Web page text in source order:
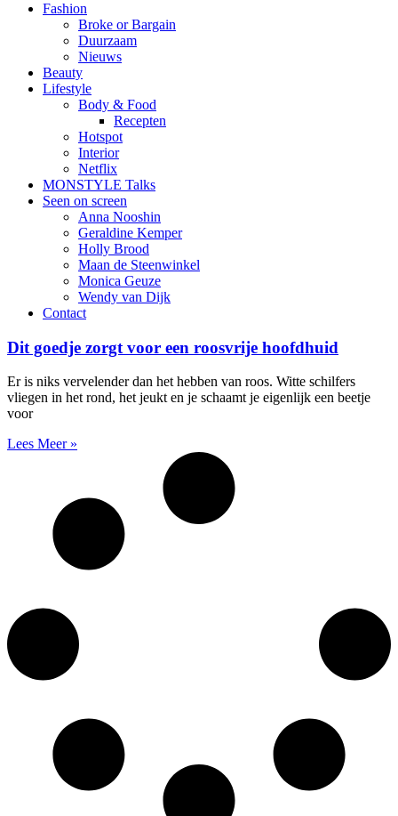
Fashion
Broke or Bargain
Duurzaam
Nieuws
Beauty
Lifestyle
Body & Food
Recepten
Hotspot
Interior
Netflix
MONSTYLE Talks
Seen on screen
Anna Nooshin
Geraldine Kemper
Holly Brood
Maan de Steenwinkel
Monica Geuze
Wendy van Dijk
Contact
Dit goedje zorgt voor een roosvrije hoofdhuid
Er is niks vervelender dan het hebben van roos. Witte schilfers
vliegen in het rond, het jeukt en je schaamt je eigenlijk een beetje
voor
Lees Meer »